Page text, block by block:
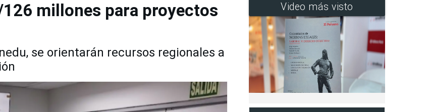
millones para proyectos
se orientarán recursos regionales a
Video más visto